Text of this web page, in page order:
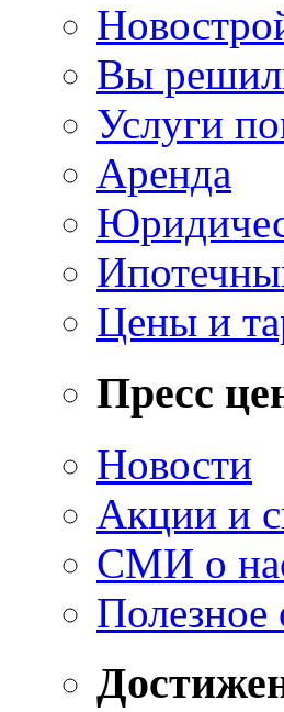
Вы
Услуги
Аренда
Цены и
Пресс
Новости
Акции и
СМИ о